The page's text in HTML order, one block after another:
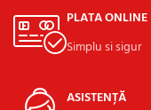
PLATA ONLINE
Simplu si sigur
ASISTENȚĂ